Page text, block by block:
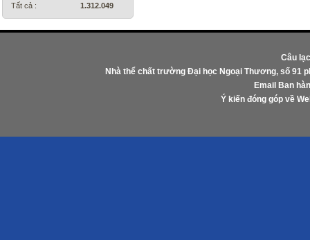
Tất cả :
1.312.049
Câu
Nhà thể chất trường Đại học Ngoại Thương, số 91
Email Ban
Ý kiến đóng góp về